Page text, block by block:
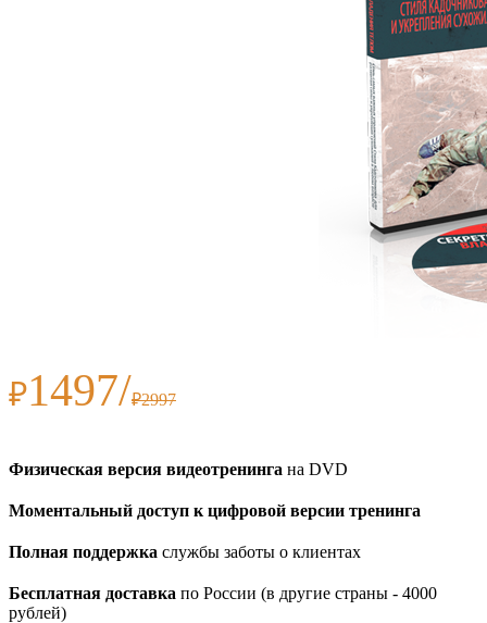
₽1497/₽2997
Физическая версия видеотренинга на DVD
Моментальный доступ к цифровой версии тренинга
Полная поддержка службы заботы о клиентах
Бесплатная доставка по России (в другие страны - 4000
рублей)